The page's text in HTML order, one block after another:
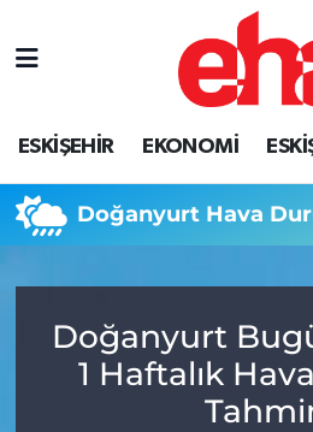
ESKİŞEHİR EKONOMİ
Doğanyurt Hava
Doğanyurt
1 Haftalık